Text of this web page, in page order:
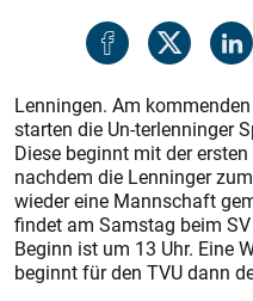
Lenningen. Am
starten die Un-terlenninger
Diese beginnt mit der
nachdem die Lenninger
wieder eine Mannschaft
findet am Samstag beim
Beginn ist um 13 Uhr. Eine
beginnt für den TVU dann